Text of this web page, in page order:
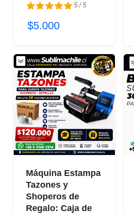
5 / 5
5 / 5
$5.000
Máquina Estampa
Tazones y
Shoperos de
Regalo: Caja de